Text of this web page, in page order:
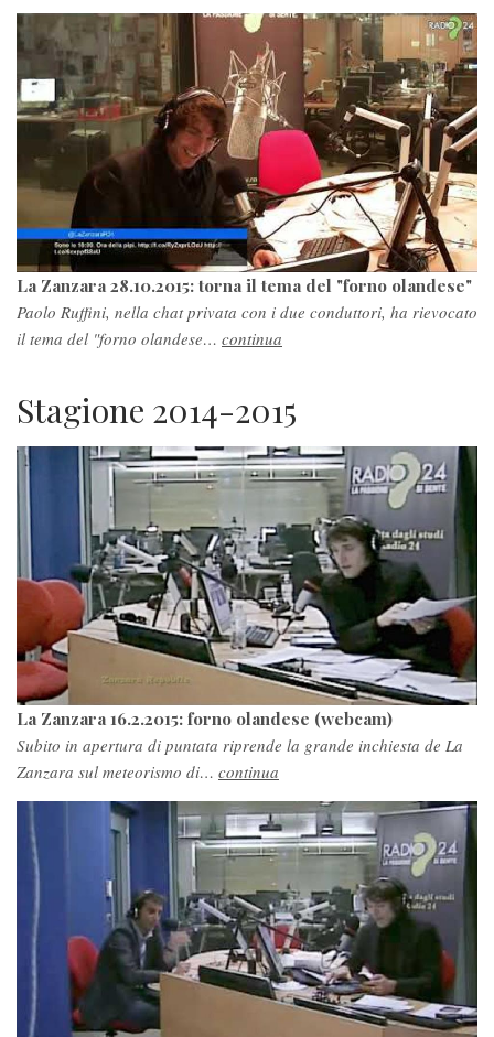
La Zanzara 28.10.2015: torna il tema del "forno olandese"
Paolo Ruffini, nella chat privata con i due conduttori, ha rievocato
il tema del "forno olandese… continua
Stagione 2014-2015
La Zanzara 16.2.2015: forno olandese (webcam)
Subito in apertura di puntata riprende la grande inchiesta de La
Zanzara sul meteorismo di… continua